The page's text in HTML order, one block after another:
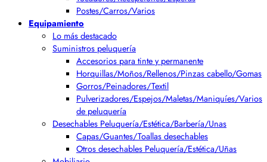
Postes/Carros/Varios
Equipamiento
Lo más destacado
Suministros peluquería
Accesorios para tinte y permanente
Horquillas/Moños/Rellenos/Pinzas cabello/Gomas
Gorros/Peinadores/Textil
Pulverizadores/Espejos/Maletas/Maniquíes/Varios
de peluquería
Desechables Peluquería/Estética/Barbería/Unas
Capas/Guantes/Toallas desechables
Otros desechables Peluquería/Estética/Uñas